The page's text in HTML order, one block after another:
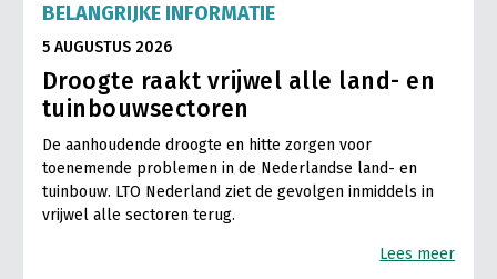
BELANGRIJKE INFORMATIE
5 AUGUSTUS 2026
Droogte raakt vrijwel alle land- en
tuinbouwsectoren
De aanhoudende droogte en hitte zorgen voor
toenemende problemen in de Nederlandse land- en
tuinbouw. LTO Nederland ziet de gevolgen inmiddels in
vrijwel alle sectoren terug.
Lees meer